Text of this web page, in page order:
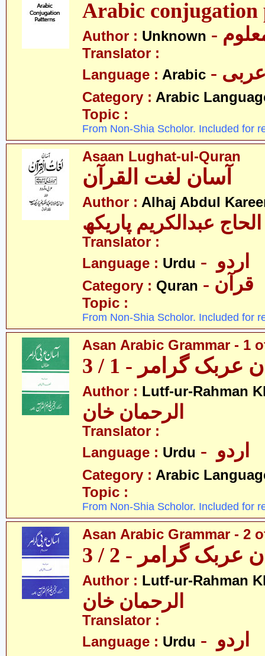
Arabic conjugation
Author : Unknown
Translator :
Language : Arabic عربی
Category : Arabic
Topic :
From Non-Shia Scholor. Included for
Asaan Lughat-ul-Quran
Author : Alhaj Abdul
Translator :
Language : Urdu
Category : Quran - قرآن
Topic :
From Non-Shia Scholor. Included for
Asan Arabic Grammar - 1
عربک گرامر - 1 / 3
Author : Lutf-ur-Rahman
الرحمان خان
Translator :
Language : Urdu
Category : Arabic
Topic :
From Non-Shia Scholor. Included for
Asan Arabic Grammar - 2
عربک گرامر - 2 / 3
Author : Lutf-ur-Rahman
الرحمان خان
Translator :
Language : Urdu